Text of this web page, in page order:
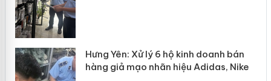
doanh bán
Nike